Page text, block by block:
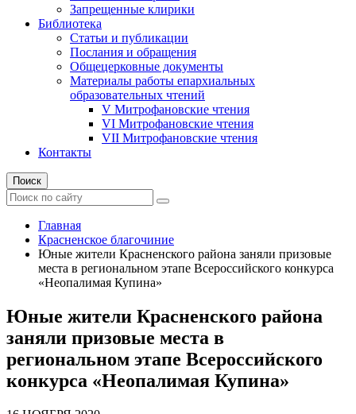
Запрещенные клирики
Библиотека
Статьи и публикации
Послания и обращения
Общецерковные документы
Материалы работы епархиальных
образовательных чтений
V Митрофановские чтения
VI Митрофановские чтения
VII Митрофановские чтения
Контакты
Поиск
Главная
Красненское благочиние
Юные жители Красненского района заняли призовые
места в региональном этапе Всероссийского конкурса
«Неопалимая Купина»
Юные жители Красненского района
заняли призовые места в
региональном этапе Всероссийского
конкурса «Неопалимая Купина»